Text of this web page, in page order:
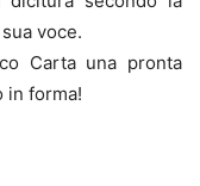
voce.
Carta una pronta
in forma!